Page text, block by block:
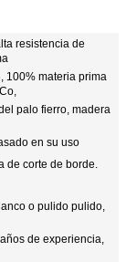
resistencia de
100% materia prima
palo fierro, madera
en su uso
de corte de borde.
o pulido pulido,
de experiencia,